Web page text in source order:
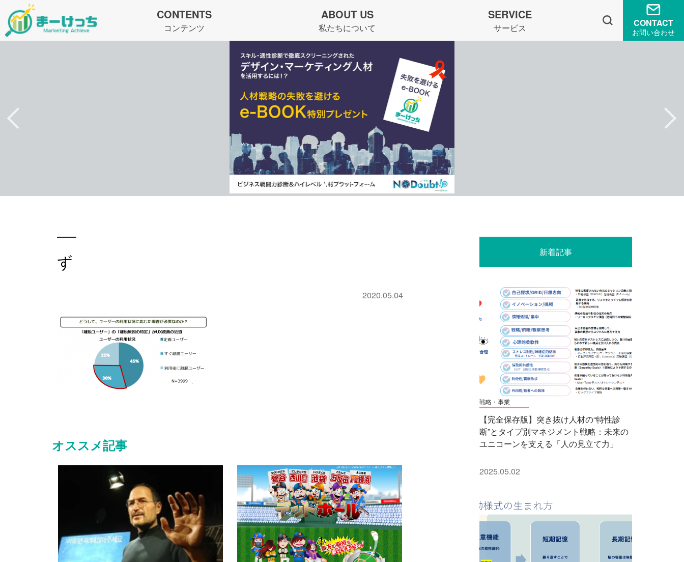
CONTENTS
コンテンツ
ABOUT US
私たちについて
SERVICE
サービス CONTACT
お問い合わせ
ず
2020.05.04
オススメ記事
新着記事
戦略・事業
【完全保存版】突き抜け人材の“特性診
断”とタイプ別マネジメント戦略：未来の
ユニコーンを支える「人の見立て力」
2025.05.02